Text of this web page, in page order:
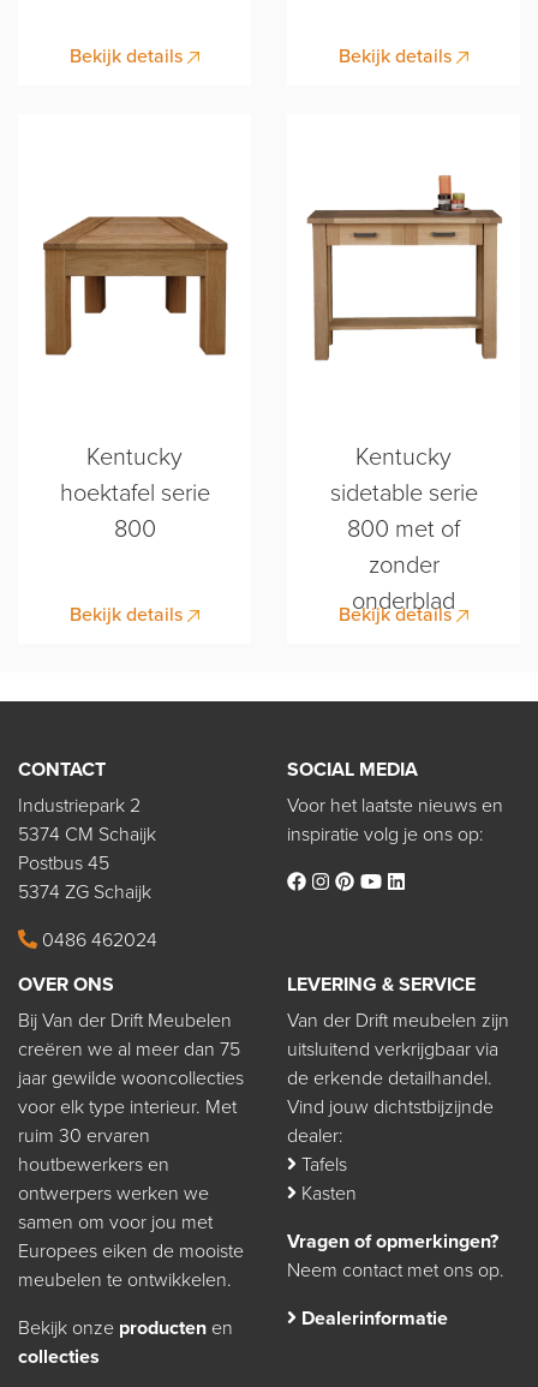
Bekijk details Bekijk details
Kentucky
hoektafel serie
800
Bekijk details
Kentucky
sidetable serie
800 met of
zonder
onderblad
Bekijk details
CONTACT
Industriepark 2
5374 CM Schaijk
Postbus 45
5374 ZG Schaijk
0486 462024
SOCIAL MEDIA
Voor het laatste nieuws en
inspiratie volg je ons op:
OVER ONS
Bij Van der Drift Meubelen
creëren we al meer dan 75
jaar gewilde wooncollecties
voor elk type interieur. Met
ruim 30 ervaren
houtbewerkers en
ontwerpers werken we
samen om voor jou met
Europees eiken de mooiste
meubelen te ontwikkelen.
Bekijk onze producten en
collecties
LEVERING & SERVICE
Van der Drift meubelen zijn
uitsluitend verkrijgbaar via
de erkende detailhandel.
Vind jouw dichtstbijzijnde
dealer:
Tafels
Kasten
Vragen of opmerkingen?
Neem contact met ons op.
Dealerinformatie